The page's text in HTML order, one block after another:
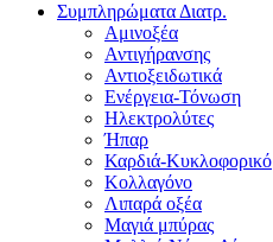
Συμπληρώματα Διατρ.
Αμινοξέα
Αντιγήρανσης
Αντιοξειδωτικά
Ενέργεια-Τόνωση
Ηλεκτρολύτες
Ήπαρ
Καρδιά-Κυκλοφορικό
Κολλαγόνο
Λιπαρά οξέα
Μαγιά μπύρας